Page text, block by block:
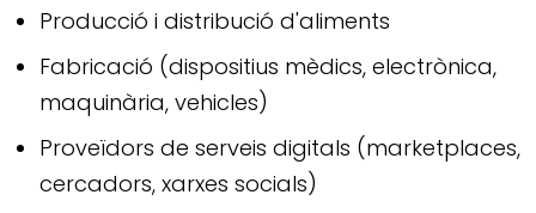
Producció i distribució d'aliments
Fabricació (dispositius mèdics, electrònica,
maquinària, vehicles)
Proveïdors de serveis digitals (marketplaces,
cercadors, xarxes socials)